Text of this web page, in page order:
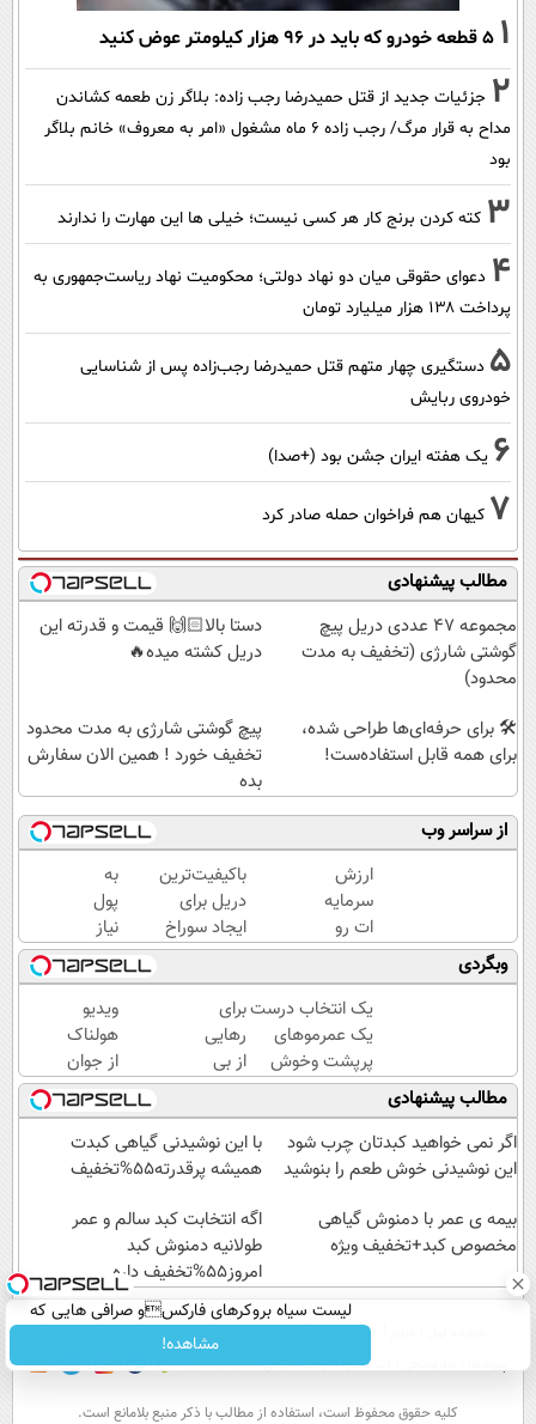
1 ۵ قطعه خودرو که باید در ۹۶ هزار کیلومتر عوض کنید
2 جزئیات جدید از قتل حمیدرضا رجب زاده: بلاگر زن طعمه کشاندن
مداح به قرار مرگ/ رجب زاده 6 ماه مشغول «امر به معروف» خانم بلاگر
بود
3 کته کردن برنج کار هر کسی نیست؛ خیلی ها این مهارت را ندارند
4 دعوای حقوقی میان دو نهاد دولتی؛ محکومیت نهاد ریاست‌جمهوری به
پرداخت ۱۳۸ هزار میلیارد تومان
5 دستگیری چهار متهم قتل حمیدرضا رجب‌زاده پس از شناسایی
خودروی ربایش
6 یک هفته ایران جشن بود (+صدا)
7 کیهان هم فراخوان حمله صادر کرد
مطالب پیشنهادی
مجموعه 47 عددی دریل پیچ
گوشتی شارژی (تخفیف به مدت
محدود)
دستا بالا🙌🏻 قیمت و قدرته این
دریل کشته میده🔥
🛠️ برای حرفه‌ای‌ها طراحی شده،
برای همه قابل استفاده‌ست!
پیچ گوشتی شارژی به مدت محدود
تخفیف خورد ! همین الان سفارش
بده
از سراسر وب
ارزش
سرمایه
ات رو
با
سینگال
درست
بالا ببر
👌✅
باکیفیت‌ترین
دریل برای
ایجاد سوراخ
😱
به
پول
نیاز
داری؟
همین
الان
این
دوره
رایگان
رو
شرکت
کن تا
نشده!
وبگردی
یک انتخاب درست
یک عمرموهای
پرپشت وخوش
حالت(شامپوجلبک40%off)
برای
رهایی
از بی
پولی
دیدن
همین
دوره
کافیه!
(شمارتو
وارد
کن)
ویدیو
هولناک
از جوان
کارتن
خوابی
که
میلیاردر
آموزش
مطالب پیشنهادی
اگر نمی خواهید کبدتان چرب شود
این نوشیدنی خوش طعم را بنوشید
با این نوشیدنی گیاهی کبدت
همیشه پرقدرته55%تخفیف
بیمه ی عمر با دمنوش گیاهی
مخصوص کبد+تخفیف ویژه
اگه انتخابت کبد سالم و عمر
طولانیه دمنوش کبد
امروز55%تخفیف داره
لیست سیاه بروکرهای فارکسو صرافی هایی که
ریسک مالی دارند!
مشاهده! عصر ایران۲ تماس با ما
آب و هوا اوقات شرعی سواد زندگی
كليه حقوق محفوظ است، استفاده از مطالب با ذكر منبع بلامانع است.